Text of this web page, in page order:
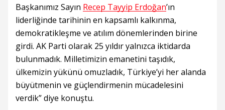
Başkanımız Sayın Recep Tayyip Erdoğan’ın
liderliğinde tarihinin en kapsamlı kalkınma,
demokratikleşme ve atılım dönemlerinden birine
girdi. AK Parti olarak 25 yıldır yalnızca iktidarda
bulunmadık. Milletimizin emanetini taşıdık,
ülkemizin yükünü omuzladık, Türkiye’yi her alanda
büyütmenin ve güçlendirmenin mücadelesini
verdik” diye konuştu.